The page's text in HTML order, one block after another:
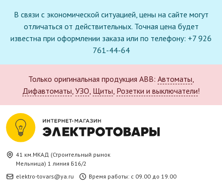
В связи с экономической ситуацией, цены на сайте могут
отличаться от действительных. Точная цена будет
известна при оформлении заказа или по телефону: +7 926
761-44-64
Только оригинальная продукция ABB: Автоматы,
Дифавтоматы, УЗО, Щиты, Розетки и выключатели!
41 км.МКАД (Строительный рынок
Мельница) 1 линия Б16/2
elektro-tovars@ya.ru
Время работы: с 09.00 до 19.00